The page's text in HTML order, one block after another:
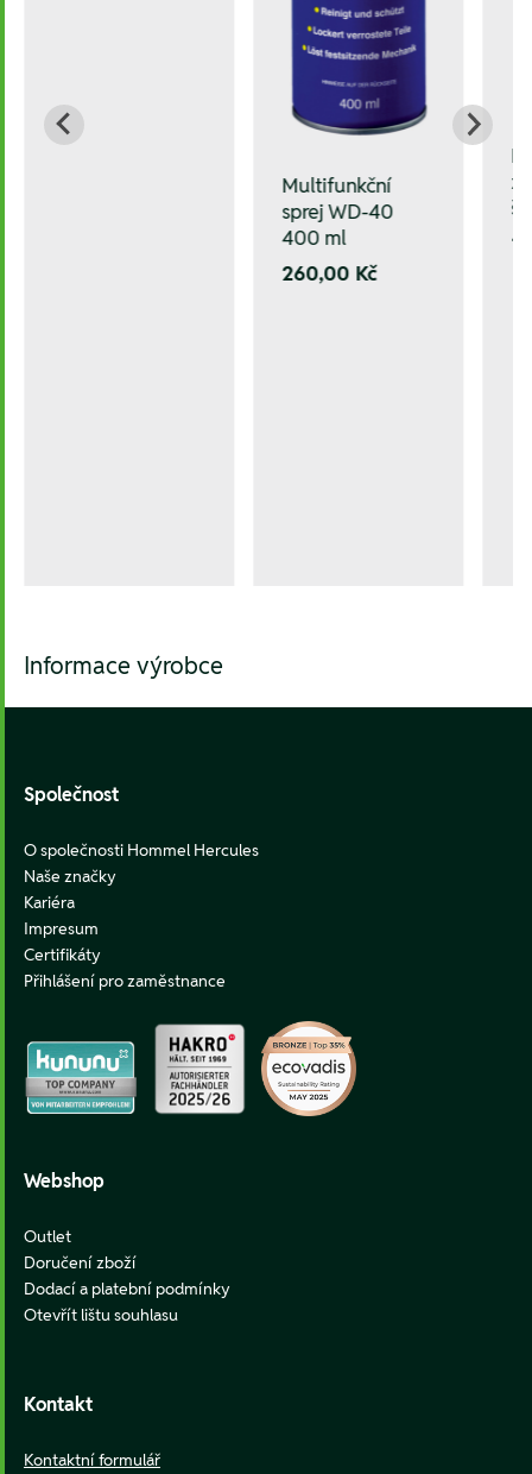
Multifunkční
sprej WD-40
400 ml
260,00 Kč
Informace výrobce
Footer
Společnost
O společnosti Hommel Hercules
Naše značky
Kariéra
Impresum
Certifikáty
Přihlášení pro zaměstnance
Webshop
Outlet
Doručení zboží
Dodací a platební podmínky
Otevřít lištu souhlasu
Kontakt
Kontaktní formulář